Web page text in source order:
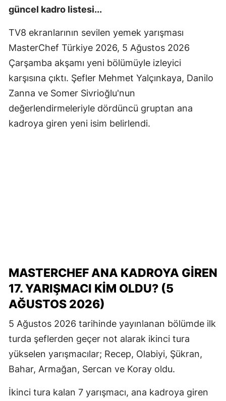
güncel kadro listesi...
TV8 ekranlarının sevilen yemek yarışması
MasterChef Türkiye 2026, 5 Ağustos 2026
Çarşamba akşamı yeni bölümüyle izleyici
karşısına çıktı. Şefler Mehmet Yalçınkaya, Danilo
Zanna ve Somer Sivrioğlu'nun
değerlendirmeleriyle dördüncü gruptan ana
kadroya giren yeni isim belirlendi.
MASTERCHEF ANA KADROYA GİREN
17. YARIŞMACI KİM OLDU? (5
AĞUSTOS 2026)
5 Ağustos 2026 tarihinde yayınlanan bölümde ilk
turda şeflerden geçer not alarak ikinci tura
yükselen yarışmacılar; Recep, Olabiyi, Şükran,
Bahar, Armağan, Sercan ve Koray oldu.
İkinci tura kalan 7 yarışmacı, ana kadroya giren